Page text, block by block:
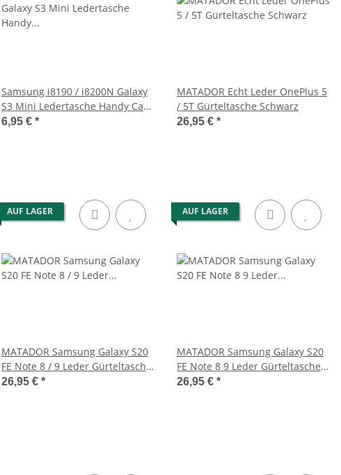
Samsung i8190 / i8200N Galaxy
S3 Mini Ledertasche Handy Case
Pink
6,95 € *
MATADOR Echt Leder OnePlus 5
/ 5T Gürteltasche Schwarz
26,95 € *
AUF LAGER
MATADOR Samsung Galaxy S20
FE Note 8 / 9 Leder Gürteltasche
Schwarz
26,95 € *
AUF LAGER
MATADOR Samsung Galaxy S20
FE Note 8 9 Leder Gürteltasche
Schwarz
26,95 € *
PALERMO Kleine
MATADOR BRISBANE Echt Leder